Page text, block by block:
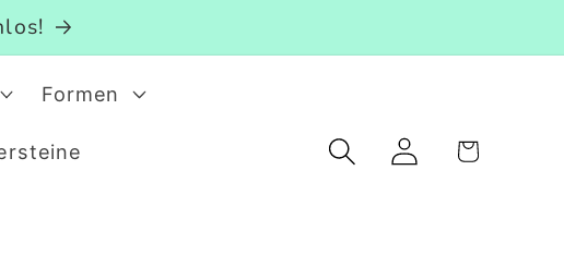
Formen
EinloggenWarenkorb